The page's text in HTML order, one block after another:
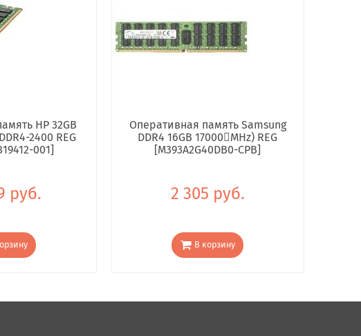
HP 32GB
2400 REG
001]
руб.
Оперативная память Samsung
DDR4 16GB 17000񢋕MHz) REG
[M393A2G40DB0-CPB]
2 305 руб.
В корзину